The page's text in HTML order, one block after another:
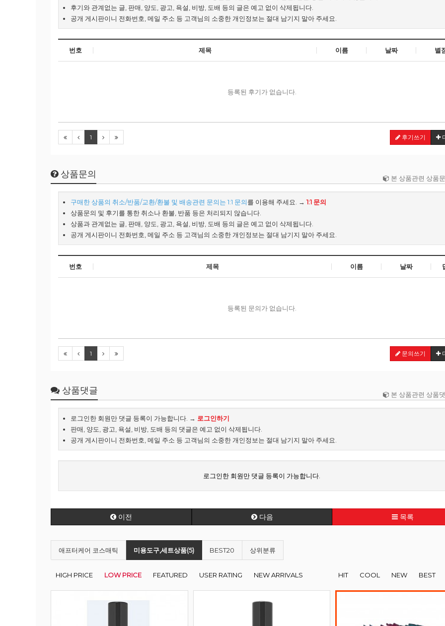
후기와 관계없는 글, 판매, 양도, 광고, 욕설, 비방, 도배 등의 글은 예고 없이 삭제됩니다.
공개 게시판이니 전화번호, 메일 주소 등 고객님의 소중한 개인정보는 절대 남기지 말아 주세요.
번호 제목 이름 날짜 별
등록된 후기가 없습니다.
1 후기쓰기
본 상품관련 상품
상품문의
구매한 상품의 취소/반품/교환/환불 및 배송관련 문의는 1:1 문의를 이용해 주세요. → 1:1 문의
상품문의 및 후기를 통한 취소나 환불, 반품 등은 처리되지 않습니다.
상품과 관계없는 글, 판매, 양도, 광고, 욕설, 비방, 도배 등의 글은 예고 없이 삭제됩니다.
공개 게시판이니 전화번호, 메일 주소 등 고객님의 소중한 개인정보는 절대 남기지 말아 주세요.
번호 제목 이름 날짜
등록된 문의가 없습니다.
1 문의쓰기
본 상품관련 상품
상품댓글
로그인한 회원만 댓글 등록이 가능합니다. → 로그인하기
판매, 양도, 광고, 욕설, 비방, 도배 등의 댓글은 예고 없이 삭제됩니다.
공개 게시판이니 전화번호, 메일 주소 등 고객님의 소중한 개인정보는 절대 남기지 말아 주세요.
로그인한 회원만 댓글 등록이 가능합니다.
이전 다음 목록
애프터케어 코스매틱 미용도구,세트상품(5) BEST20 상위분류
HIGH PRICE LOW PRICE FEATURED USER RATING NEW ARRIVALS HIT COOL NEW BEST